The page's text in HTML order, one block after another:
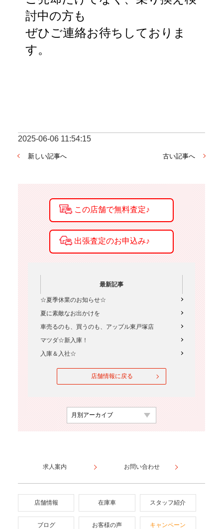
討中の方も
ぜひご連絡お待ちしておりま
す。
2025-06-06 11:54:15
新しい記事へ 古い記事へ
最新記事
☆夏季休業のお知らせ☆
夏に素敵なお出かけを
車売るのも、買うのも、アップル東戸塚店
マツダ☆新入庫！
入庫＆入社☆
店舗情報に戻る
求人案内 お問い合わせ
店舗情報 在庫車 スタッフ紹介
ブログ お客様の声 キャンペーン